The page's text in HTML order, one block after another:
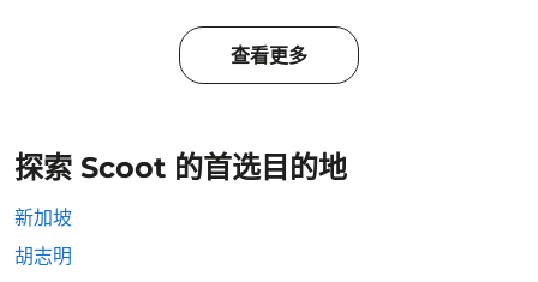
查看更多
探索 Scoot 的首选目的地
新加坡
胡志明